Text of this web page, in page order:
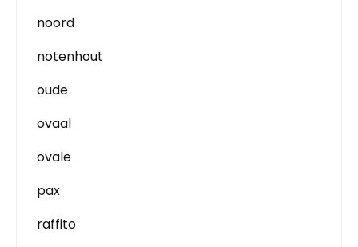
noord
notenhout
oude
ovaal
ovale
pax
raffito